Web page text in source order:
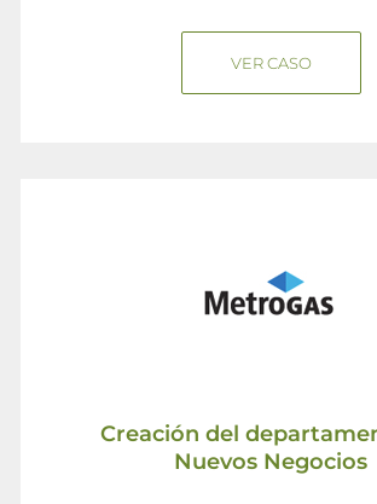
VER CASO
Creación del
Nuevos Negocios